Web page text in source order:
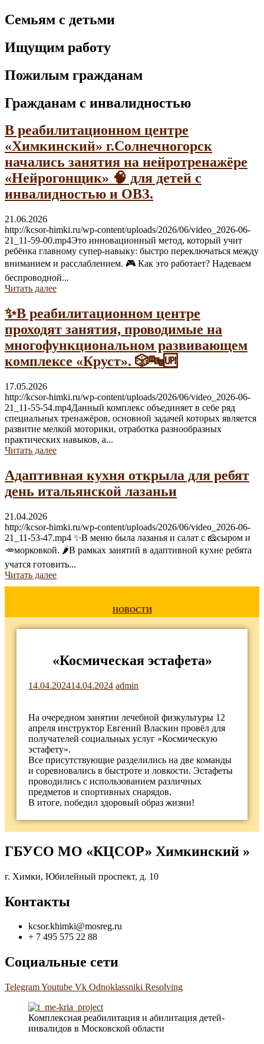
Семьям с детьми
Ищущим работу
Пожилым гражданам
Гражданам с инвалидностью
В реабилитационном центре
«Химкинский» г.Солнечногорск
начались занятия на нейротренажёре
«Нейрогонщик» 🧠 для детей с
инвалидностью и ОВЗ.
21.06.2026
http://kcsor-himki.ru/wp-content/uploads/2026/06/video_2026-06-
21_11-59-00.mp4Это инновационный метод, который учит
ребёнка главному супер-навыку: быстро переключаться между
вниманием и расслаблением. 🎮 Как это работает? Надеваем
беспроводной...
Читать далее
✨В реабилитационном центре
проходят занятия, проводимые на
многофункциональном развивающем
комплексе «Круст». 🎲🔤🆙
17.05.2026
http://kcsor-himki.ru/wp-content/uploads/2026/06/video_2026-06-
21_11-55-54.mp4Данный комплекс объединяет в себе ряд
специальных тренажёров, основной задачей которых является
развитие мелкой моторики, отработка разнообразных
практических навыков, а...
Читать далее
Адаптивная кухня открыла для ребят
день итальянской лазаньи
21.04.2026
http://kcsor-himki.ru/wp-content/uploads/2026/06/video_2026-06-
21_11-53-47.mp4 ✨В меню была лазанья и салат с 🧀сыром и
🥕морковкой. 🌶В рамках занятий в адаптивной кухне ребята
учатся готовить...
Читать далее
НОВОСТИ
«Космическая эстафета»
14.04.202414.04.2024 admin
На очередном занятии лечебной физкультуры 12
апреля инструктор Евгений Власкин провёл для
получателей социальных услуг «Космическую
эстафету».
Все присутствующие разделились на две команды
и соревновались в быстроте и ловкости. Эстафеты
проводились с использованием различных
предметов и спортивных снарядов.
В итоге, победил здоровый образ жизни!
ГБУСО МО «КЦСОР» Химкинский »
г. Химки, Юбилейный проспект, д. 10
Контакты
kcsor.khimki@mosreg.ru
+ 7 495 575 22 88
Социальные сети
TelegramYoutube Vk Odnoklassniki Resolving
Комплексная реабилитация и абилитация детей-
инвалидов в Московской области